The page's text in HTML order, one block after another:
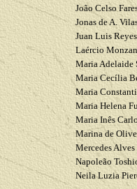
João Celso
Jonas de A.
Juan Luis Reyes
Laércio
Maria Adelaide
Maria Cecília
Maria
Maria Helena
Maria Inês
Marina de
Mercedes
Napoleão
NeilaLuzia